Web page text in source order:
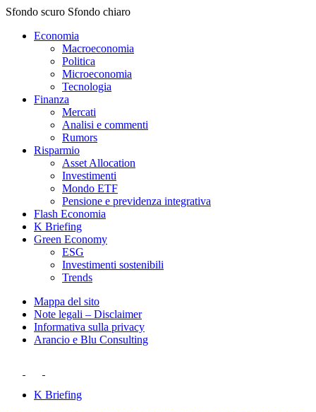
Sfondo scuro Sfondo chiaro
Economia
Macroeconomia
Politica
Microeconomia
Tecnologia
Finanza
Mercati
Analisi e commenti
Rumors
Risparmio
Asset Allocation
Investimenti
Mondo ETF
Pensione e previdenza integrativa
Flash Economia
K Briefing
Green Economy
ESG
Investimenti sostenibili
Trends
Mappa del sito
Note legali – Disclaimer
Informativa sulla privacy
Arancio e Blu Consulting
K Briefing